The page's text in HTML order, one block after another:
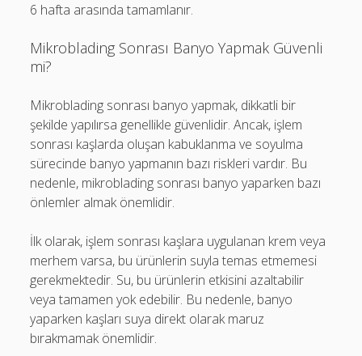
6 hafta arasında tamamlanır.
Mikroblading Sonrası Banyo Yapmak Güvenli
mi?
Mikroblading sonrası banyo yapmak, dikkatli bir
şekilde yapılırsa genellikle güvenlidir. Ancak, işlem
sonrası kaşlarda oluşan kabuklanma ve soyulma
sürecinde banyo yapmanın bazı riskleri vardır. Bu
nedenle, mikroblading sonrası banyo yaparken bazı
önlemler almak önemlidir.
İlk olarak, işlem sonrası kaşlara uygulanan krem veya
merhem varsa, bu ürünlerin suyla temas etmemesi
gerekmektedir. Su, bu ürünlerin etkisini azaltabilir
veya tamamen yok edebilir. Bu nedenle, banyo
yaparken kaşları suya direkt olarak maruz
bırakmamak önemlidir.